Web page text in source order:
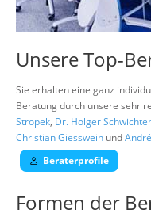
UnsereTop-
Sie erhalten eine ganz
Beratung durch unsere sehr
Stropek, Dr. Holger
Christian Giesswein und
Beraterprofile
Formen der